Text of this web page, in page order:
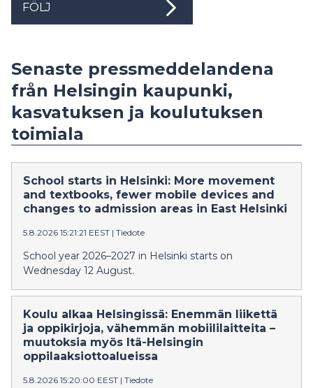
FÖLJ
Senaste pressmeddelandena
från Helsingin kaupunki,
kasvatuksen ja koulutuksen
toimiala
School starts in Helsinki: More movement
and textbooks, fewer mobile devices and
changes to admission areas in East Helsinki
5.8.2026 15:21:21 EEST | Tiedote
School year 2026–2027 in Helsinki starts on
Wednesday 12 August.
Koulu alkaa Helsingissä: Enemmän liikettä
ja oppikirjoja, vähemmän mobiililaitteita –
muutoksia myös Itä-Helsingin
oppilaaksiottoalueissa
5.8.2026 15:20:00 EEST | Tiedote